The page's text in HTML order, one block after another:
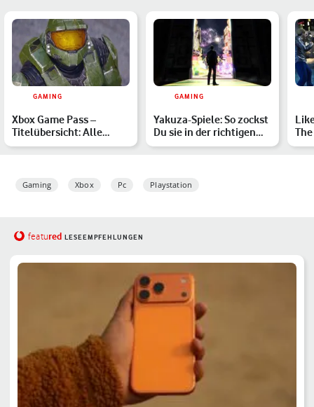
GAMING
Xbox Game Pass –
Titelübersicht: Alle
verfügbaren Spiele im
GAMING
Yakuza-Spiele: So zockst
Du sie in der richtigen
Reihenfolge
Gaming Xbox Pc Playstation
featured LESEEMPFEHLUNGEN